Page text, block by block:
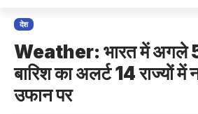
देश
Weather: भारत में अगले
बारिश का अलर्ट 14 राज्यों में
उफान पर